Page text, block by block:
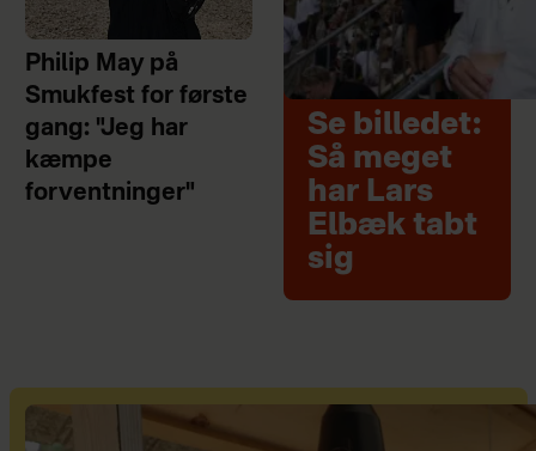
Philip May på
Smukfest for første
gang: "Jeg har
kæmpe
forventninger"
Se billedet:
Så meget
har Lars
Elbæk tabt
sig